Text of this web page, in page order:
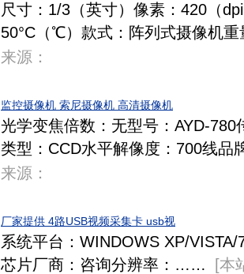
尺寸：1/3（英寸）像素：420（
50°C（℃）款式：阵列式摄像机
来源：
监控摄像机 索尼摄像机 高清摄像机
光学变焦倍数：无型号：AYD-
类型：CCD水平解像度：700线
来源：
厂家提供 4路USB视频采集卡 usb视
系统平台：WINDOWS XP/
芯片厂商：咨询分辨率：……
[本